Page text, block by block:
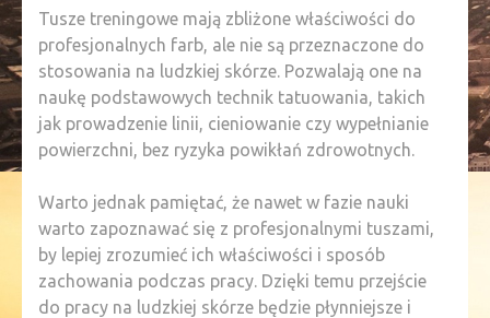
Tusze treningowe mają zbliżone właściwości do
profesjonalnych farb, ale nie są przeznaczone do
stosowania na ludzkiej skórze. Pozwalają one na
naukę podstawowych technik tatuowania, takich
jak prowadzenie linii, cieniowanie czy wypełnianie
powierzchni, bez ryzyka powikłań zdrowotnych.
Warto jednak pamiętać, że nawet w fazie nauki
warto zapoznawać się z profesjonalnymi tuszami,
by lepiej zrozumieć ich właściwości i sposób
zachowania podczas pracy. Dzięki temu przejście
do pracy na ludzkiej skórze będzie płynniejsze i